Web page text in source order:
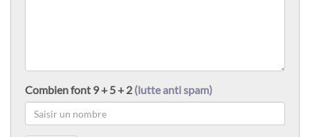
Combien font 9 + 5 + 2 (lutte anti spam)